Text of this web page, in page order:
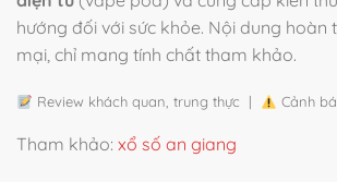
hướng đối với sức khỏe. Nội dung hoàn
mại, chỉ mang tính chất tham khảo.
Review khách quan, trung thực | Cảnh
Tham khảo: xổ số an giang